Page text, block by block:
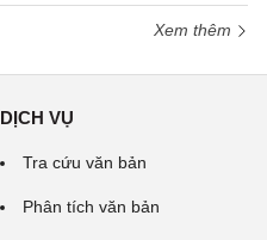
Xem thêm
DỊCH VỤ
Tra cứu văn bản
Phân tích văn bản